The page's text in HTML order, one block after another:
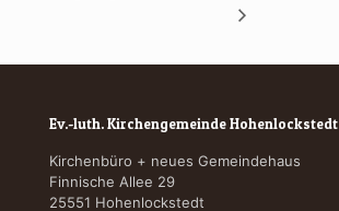
Ev.-luth. Kirchengemeinde Hohenlockstedt
Kirchenbüro + neues Gemeindehaus
Finnische Allee 29
25551 Hohenlockstedt